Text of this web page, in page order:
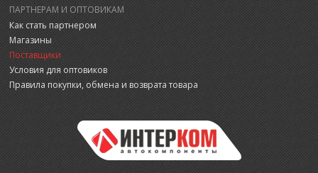
ПАРТНЕРАМ И ОПТОВИКАМ
Как стать партнером
Магазины
Поставщики
Условия для оптовиков
Правила покупки, обмена и возврата товара